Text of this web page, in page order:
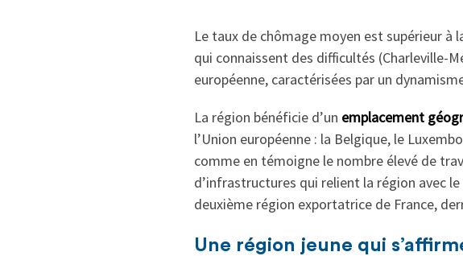
Le taux de chômage moyen est supérieur
qui connaissent des difficultés (Charleville-
européenne, caractérisées par un
La région bénéficie d’un emplacement
l’Union européenne : la Belgique, le
comme en témoigne le nombre élevé de
d’infrastructures qui relient la région avec
deuxième région exportatrice de France,
Une région jeune qui